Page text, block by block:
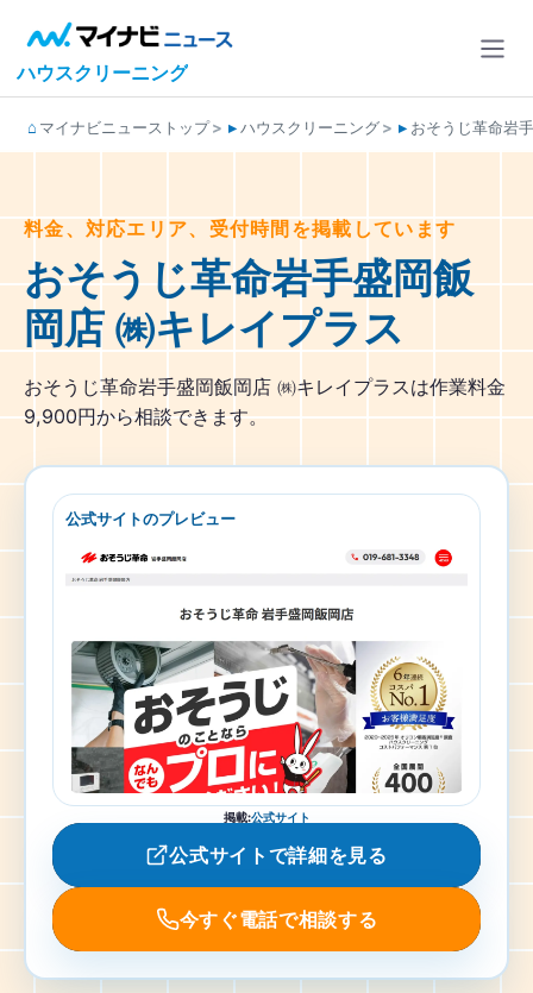
ハウスクリーニング
マイナビニューストップ ハウスクリーニング おそうじ革命岩
料金、対応エリア、受付時間を掲載しています
おそうじ革命岩手盛岡飯
岡店 ㈱キレイプラス
おそうじ革命岩手盛岡飯岡店 ㈱キレイプラスは作業料金
9,900円から相談できます。
公式サイトのプレビュー
掲載:公式サイト
公式サイトで詳細を見る
今すぐ電話で相談する